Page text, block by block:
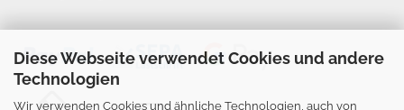
Diese Webseite verwendet Cookies und andere
Technologien
Wir verwenden Cookies und ähnliche Technologien, auch von